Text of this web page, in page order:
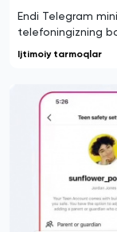
Endi Telegram
telefoningizning
Ijtimoiy tarmoqlar